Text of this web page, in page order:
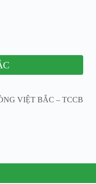
VIỆT BẮC – TCCB